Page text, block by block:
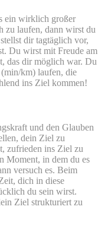
ein wirklich großer
zu laufen, dann wirst du
dir tagtäglich vor,
Du wirst mit Freude am
das dir möglich war. Du
(min/km) laufen, die
ins Ziel kommen!
und den Glauben
dein Ziel zu
zufrieden ins Ziel zu
Moment, in dem du es
versuch es. Beim
dich in diese
du sein wirst.
Ziel strukturiert zu